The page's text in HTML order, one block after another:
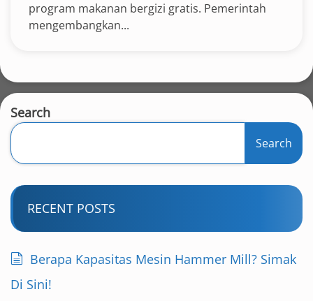
program makanan bergizi gratis. Pemerintah
mengembangkan...
Search
Search
RECENT POSTS
Berapa Kapasitas Mesin Hammer Mill? Simak
Di Sini!